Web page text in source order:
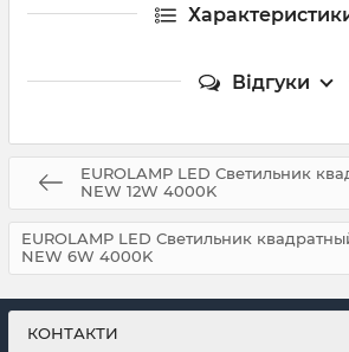
Відгуки
EUROLAMP LED Светильник
NEW 12W 4000K
EUROLAMP LED Светильник
NEW 6W 4000K
КОНТАКТИ